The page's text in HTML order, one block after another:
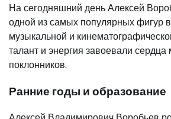
На сегодняшний день Алексей
одной из самых популярных фигур
музыкальной и
талант и энергия завоевали сердца
поклонников.
Ранние годы и образование